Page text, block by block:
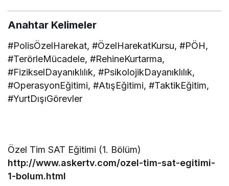
Anahtar Kelimeler
#PolisÖzelHarekat, #ÖzelHarekatKursu, #PÖH,
#TerörleMücadele, #RehineKurtarma,
#FizikselDayanıklılık, #PsikolojikDayanıklılık,
#OperasyonEğitimi, #AtışEğitimi, #TaktikEğitim,
#YurtDışıGörevler
Özel Tim SAT Eğitimi (1. Bölüm)
http://www.askertv.com/ozel-tim-sat-egitimi-
1-bolum.html